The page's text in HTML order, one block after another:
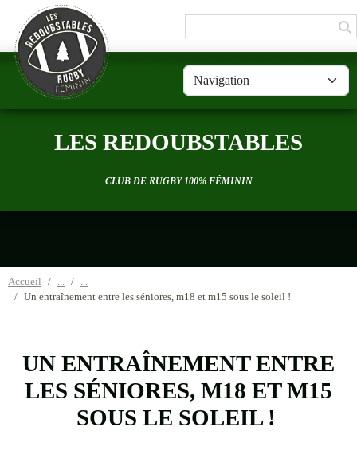
LES REDOUBSTABLES
CLUB DE RUGBY 100% FÉMININ
Accueil
Un entraînement entre les séniores, m18 et m15 sous le soleil !
UN ENTRAÎNEMENT ENTRE
LES SÉNIORES, M18 ET M15
SOUS LE SOLEIL !
Panneau de gestion des cookies